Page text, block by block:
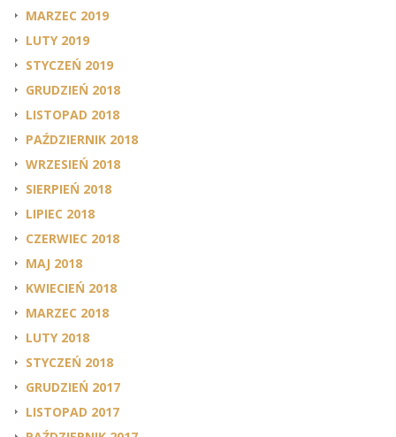
MARZEC 2019
LUTY 2019
STYCZEŃ 2019
GRUDZIEŃ 2018
LISTOPAD 2018
PAŹDZIERNIK 2018
WRZESIEŃ 2018
SIERPIEŃ 2018
LIPIEC 2018
CZERWIEC 2018
MAJ 2018
KWIECIEŃ 2018
MARZEC 2018
LUTY 2018
STYCZEŃ 2018
GRUDZIEŃ 2017
LISTOPAD 2017